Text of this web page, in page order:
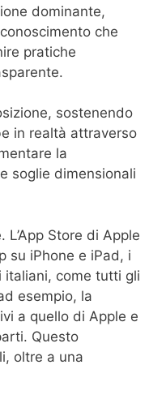
dominante,
che
pratiche
sostenendo
in realtà attraverso
la
soglie dimensionali
Store di Apple
su iPhone e iPad, i
italiani, come tutti gli
esempio, la
a quello di Apple e
Questo
oltre a una